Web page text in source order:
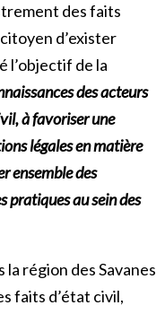
des faits
d’exister
l’objectif de la
des acteurs
à favoriser une
légales en matière
ensemble des
pratiques au sein des
région des Savanes
faits d’état civil,